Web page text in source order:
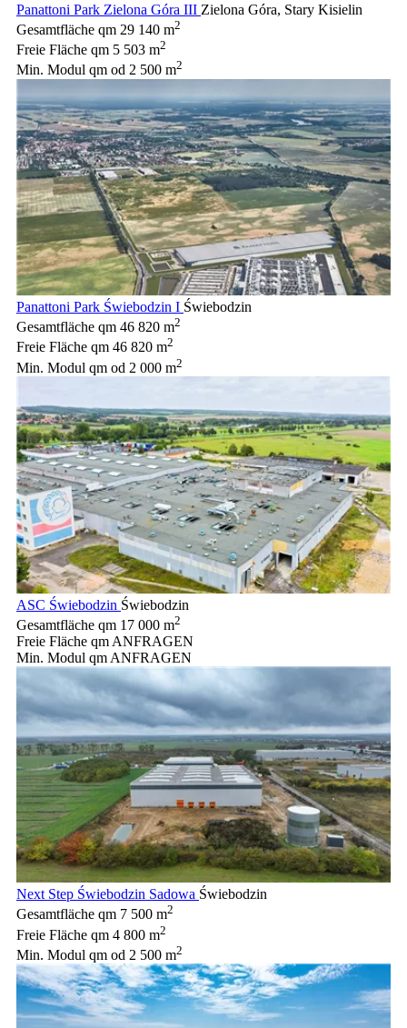
Panattoni Park Zielona Góra III Zielona Góra, Stary Kisielin
Gesamtfläche qm 29 140 m2
Freie Fläche qm 5 503 m2
Min. Modul qm od 2 500 m2
Panattoni Park Świebodzin I Świebodzin
Gesamtfläche qm 46 820 m2
Freie Fläche qm 46 820 m2
Min. Modul qm od 2 000 m2
ASC Świebodzin Świebodzin
Gesamtfläche qm 17 000 m2
Freie Fläche qm ANFRAGEN
Min. Modul qm ANFRAGEN
Next Step Świebodzin Sadowa Świebodzin
Gesamtfläche qm 7 500 m2
Freie Fläche qm 4 800 m2
Min. Modul qm od 2 500 m2